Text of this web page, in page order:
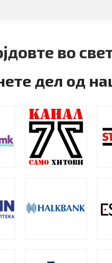
во
дел од
МАЛ ФОРМАТ
Showing 1–12 of 42 results